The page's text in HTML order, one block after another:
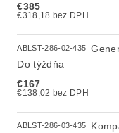
€385
€318,18 bez DPH
ABLST-286-02-435
Do týždňa
€167
€138,02 bez DPH
ABLST-286-03-435